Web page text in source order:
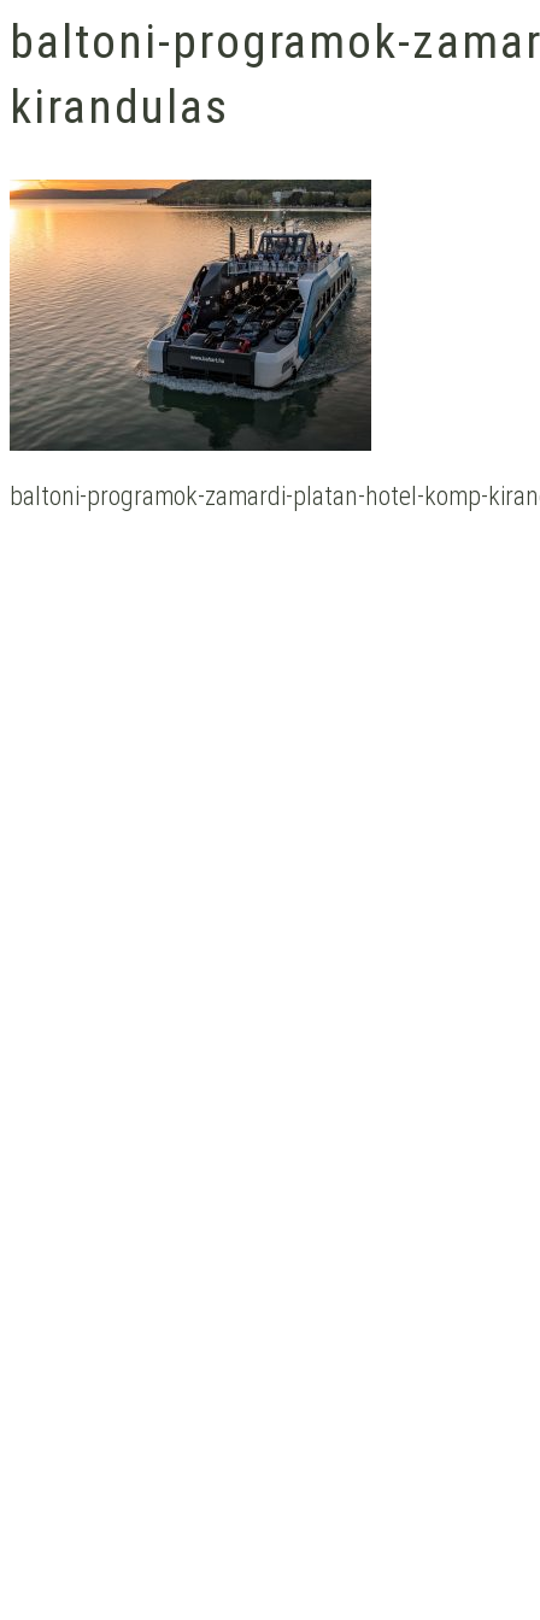
baltoni-programok-
kirandulas
baltoni-programok-zamardi-platan-hotel-komp-